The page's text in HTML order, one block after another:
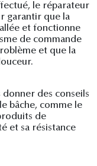
le réparateur
garantir que la
et fonctionne
de commande
et que la
des conseils
bâche, comme le
de
et sa résistance